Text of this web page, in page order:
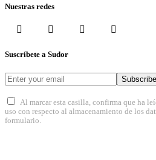
Nuestras redes
Suscríbete a Sudor
Subscribe
Al marcar esta casilla, confirma que ha
uso con respecto al almacenamiento de los
formulario.